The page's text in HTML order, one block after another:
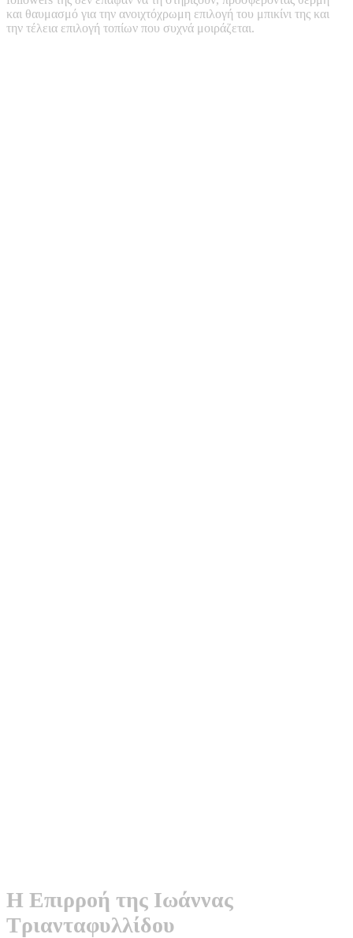
και θαυμασμό για την ανοιχτόχρωμη επιλογή του μπικίνι της και
την τέλεια επιλογή τοπίων που συχνά μοιράζεται.
Η Επιρροή της Ιωάννας
Τριανταφυλλίδου